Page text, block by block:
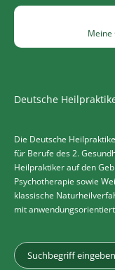
Meine
Deutsche
Die Deutsche
für Berufe des 2.
Heilpraktiker auf den
Psychotherapie sowie
klassische
mit